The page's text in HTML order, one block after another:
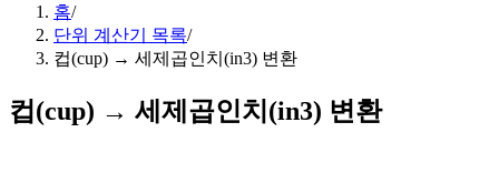
홈/
단위 계산기 목록/
컵(cup) → 세제곱인치(in3) 변환
컵(cup) → 세제곱인치(in3) 변환